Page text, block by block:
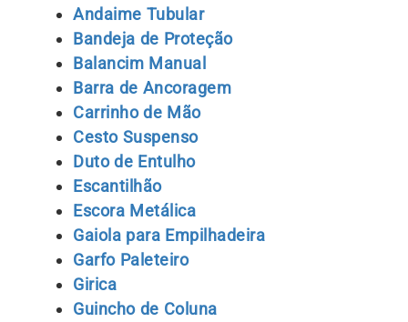
Andaime Tubular
Bandeja de Proteção
Balancim Manual
Barra de Ancoragem
Carrinho de Mão
Cesto Suspenso
Duto de Entulho
Escantilhão
Escora Metálica
Gaiola para Empilhadeira
Garfo Paleteiro
Girica
Guincho de Coluna